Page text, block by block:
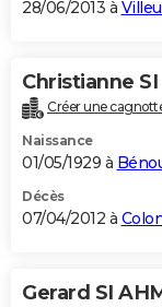
28/06/2013 à
Christianne
Créer une
Naissance
01/05/1929 à
Décès
07/04/2012 à
Gerard SI